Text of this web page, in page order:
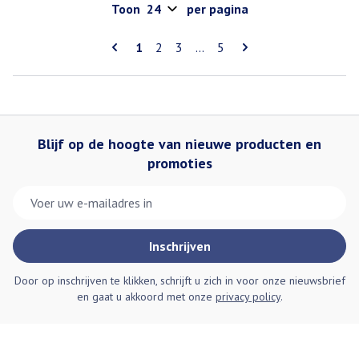
Pagina's
U lees momenteel pagina
1 Pagina
2 Pagina
3 ... Pagina
5
Toon per pagina
Blijf op de hoogte van nieuwe producten en
promoties
Inschrijven
Door op inschrijven te klikken, schrijft u zich in voor onze nieuwsbrief
en gaat u akkoord met onze privacy policy.